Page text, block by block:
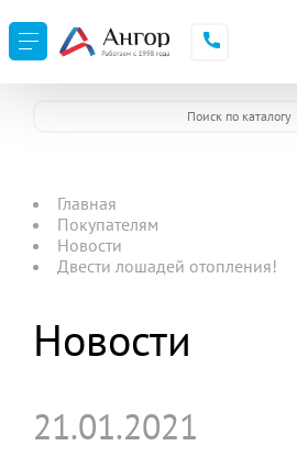
Главная
Покупателям
Новости
Двести лошадей отопления!
Новости
21.01.2021